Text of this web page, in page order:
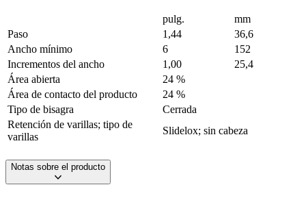
pulg.
mm
Paso
1,44
36,6
Ancho mínimo
6
152
Incrementos del ancho
1,00
25,4
Área abierta
24 %
Área de contacto del producto
24 %
Tipo de bisagra
Cerrada
Retención de varillas; tipo de
varillas
Slidelox; sin cabeza
Notas sobre el producto